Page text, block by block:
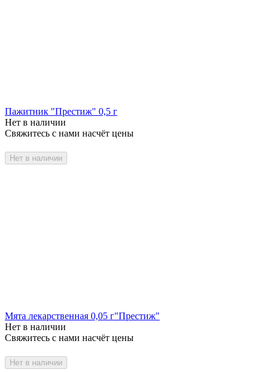
Пажитник "Престиж" 0,5 г
Нет в наличии
Свяжитесь с нами насчёт цены
Нет в наличии
Мята лекарственная 0,05 г"Престиж"
Нет в наличии
Свяжитесь с нами насчёт цены
Нет в наличии